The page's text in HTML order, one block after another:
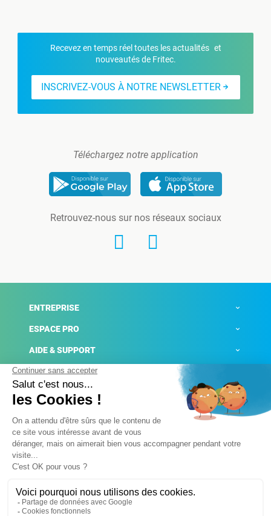
Recevez en temps réel toutes les actualités et
nouveautés de Fritec.
INSCRIVEZ-VOUS À NOTRE NEWSLETTER
Téléchargez notre application
Retrouvez-nous sur nos réseaux sociaux
ENTREPRISE
ESPACE PRO
AIDE & SUPPORT
ACTUALITÉS
Mentions légales
Conditions générales de ventes